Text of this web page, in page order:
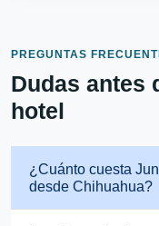
PREGUNTAS
Dudas antes
hotel
¿Cuánto cuesta
desde Chihuahua?